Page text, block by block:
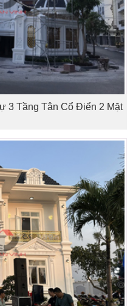
3 Tầng Tân Cổ Điển 2 Mặt